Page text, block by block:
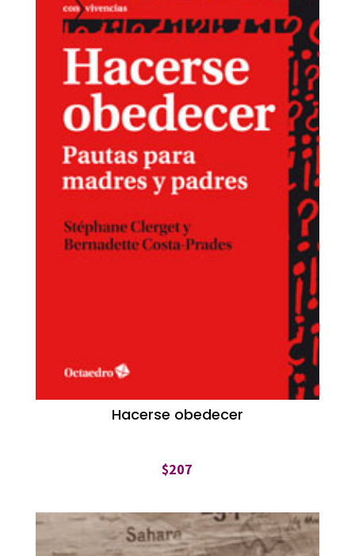
Hacerse obedecer
$207